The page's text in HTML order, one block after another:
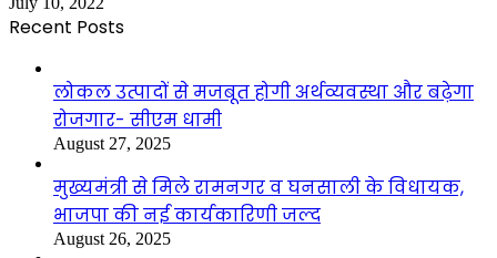
Recent Posts
लोकल उत्पादों से मजबूत होगी अर्थव्यवस्था और बढ़ेगा
रोजगार- सीएम धामी
August 27, 2025
मुख्यमंत्री से मिले रामनगर व घनसाली के विधायक,
भाजपा की नई कार्यकारिणी जल्द
August 26, 2025